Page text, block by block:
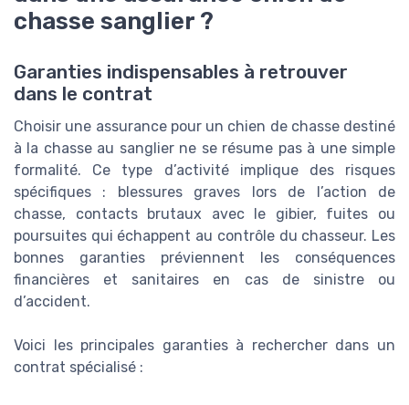
chasse sanglier ?
Garanties indispensables à retrouver
dans le contrat
Choisir une assurance pour un chien de chasse destiné
à la chasse au sanglier ne se résume pas à une simple
formalité. Ce type d’activité implique des risques
spécifiques : blessures graves lors de l’action de
chasse, contacts brutaux avec le gibier, fuites ou
poursuites qui échappent au contrôle du chasseur. Les
bonnes garanties préviennent les conséquences
financières et sanitaires en cas de sinistre ou
d’accident.
Voici les principales garanties à rechercher dans un
contrat spécialisé :